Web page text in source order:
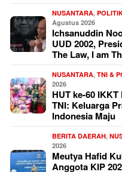
NUSANTARA,
Agustus 2026
Ichsanuddin
UUD 2002,
The Law, I am
NUSANTARA,TNI &
2026
HUT ke-60
TNI: Keluarga
Indonesia Maju
BERITA DAERAH,
2026
Meutya Hafid
Anggota KIP